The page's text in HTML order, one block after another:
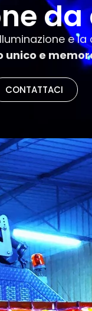
da
e
unico e
CONTATTACI